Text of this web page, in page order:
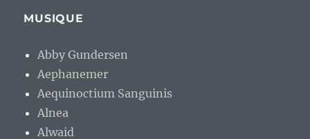
MUSIQUE
Abby Gundersen
Aephanemer
Aequinoctium Sanguinis
Alnea
Alwaid